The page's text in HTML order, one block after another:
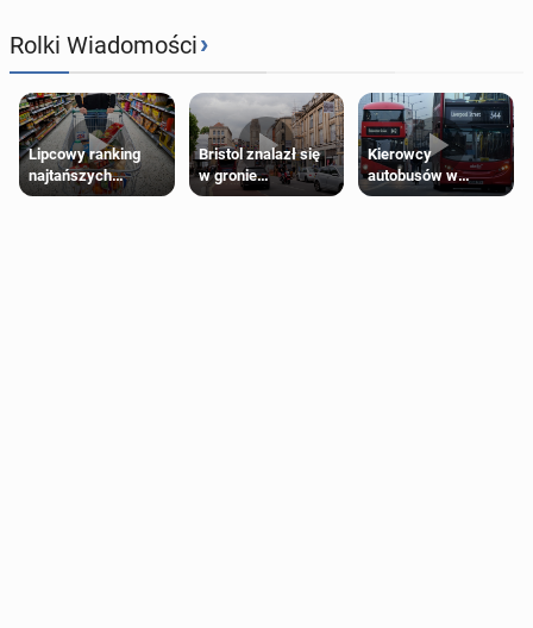
Rolki Wiadomości›
Lipcowy ranking
najtańszych
supermarketów
Bristol znalazł się
w gronie
najlepszych
Kierowcy
autobusów w
Londynie